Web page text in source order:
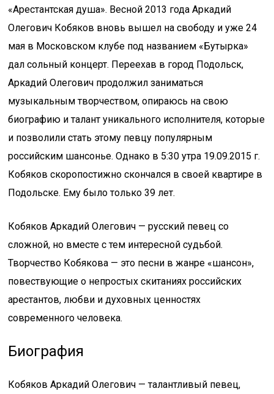
«Арестантская душа». Весной 2013 года Аркадий
Олегович Кобяков вновь вышел на свободу и уже 24
мая в Московском клубе под названием «Бутырка»
дал сольный концерт. Переехав в город Подольск,
Аркадий Олегович продолжил заниматься
музыкальным творчеством, опираюсь на свою
биографию и талант уникального исполнителя, которые
и позволили стать этому певцу популярным
российским шансонье. Однако в 5:30 утра 19.09.2015 г.
Кобяков скоропостижно скончался в своей квартире в
Подольске. Ему было только 39 лет.
Кобяков Аркадий Олегович — русский певец со
сложной, но вместе с тем интересной судьбой.
Творчество Кобякова — это песни в жанре «шансон»,
повествующие о непростых скитаниях российских
арестантов, любви и духовных ценностях
современного человека.
Биография
Кобяков Аркадий Олегович — талантливый певец,